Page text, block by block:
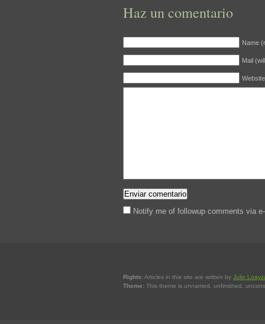
Haz un comentario
Name
Mail
Website
Notify me of followup comments via
Rights:Articles in this site are written by Julio
Theme: This theme is unnamed, unfinished,